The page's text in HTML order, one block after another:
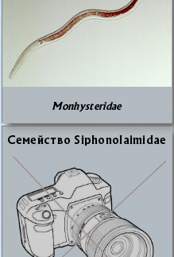
Monhysteridae
Се­мей­ство Siphonolaimidae